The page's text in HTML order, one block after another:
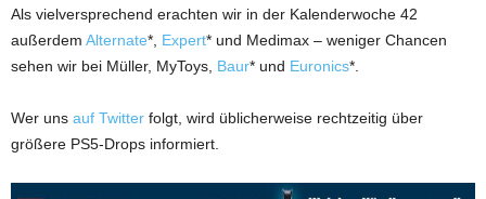
Als vielversprechend erachten wir in der Kalenderwoche 42
außerdem Alternate*, Expert* und Medimax – weniger Chancen
sehen wir bei Müller, MyToys, Baur* und Euronics*.
Wer uns auf Twitter folgt, wird üblicherweise rechtzeitig über
größere PS5-Drops informiert.